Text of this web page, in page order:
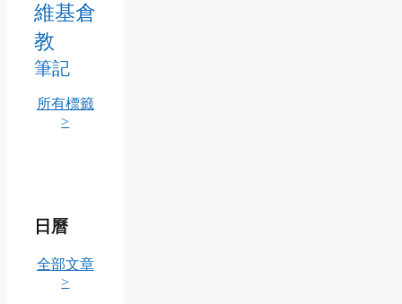
維基倉
教
筆記
所有標籤
>
日曆
全部文章
>